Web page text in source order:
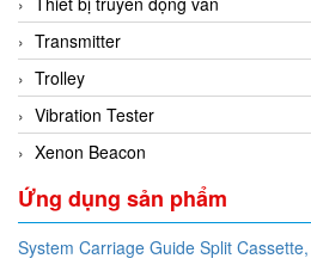
Transmitter
Trolley
Vibration Tester
Xenon Beacon
Ứng dụng sản phẩm
System Carriage Guide Split Cassette,